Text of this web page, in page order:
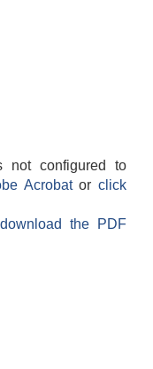
not configured to
Acrobatorclick
the PDF